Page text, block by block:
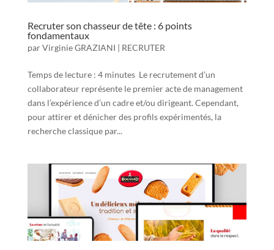
Recruter son chasseur de tête : 6 points
fondamentaux
parVirginie GRAZIANI | RECRUTER
Temps de lecture : 4 minutes Le recrutement d’un
collaborateur représente le premier acte de management
dans l’expérience d’un cadre et/ou dirigeant. Cependant,
pour attirer et dénicher des profils expérimentés, la
recherche classique par...